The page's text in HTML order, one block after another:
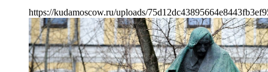
https://kudamoscow.ru/uploads/